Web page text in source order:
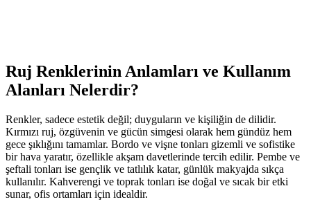
Ruj Renklerinin Anlamları ve Kullanım
Alanları Nelerdir?
Renkler, sadece estetik değil; duyguların ve kişiliğin de dilidir.
Kırmızı ruj, özgüvenin ve gücün simgesi olarak hem gündüz hem
gece şıklığını tamamlar. Bordo ve vişne tonları gizemli ve sofistike
bir hava yaratır, özellikle akşam davetlerinde tercih edilir. Pembe ve
şeftali tonları ise gençlik ve tatlılık katar, günlük makyajda sıkça
kullanılır. Kahverengi ve toprak tonları ise doğal ve sıcak bir etki
sunar, ofis ortamları için idealdir.